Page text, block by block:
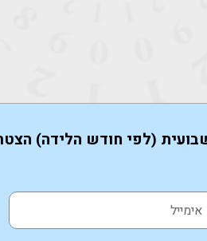
(לפי חודש הלידה)